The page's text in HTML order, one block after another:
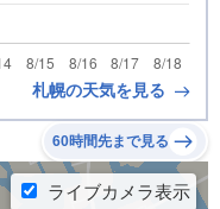
札幌の天気を見る
60時間先まで見る